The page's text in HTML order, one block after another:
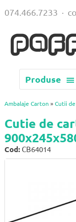
Produse
074.466.7233 ·
Ambalaje Carton » Cutii
Cutie de
Cod: CB64014